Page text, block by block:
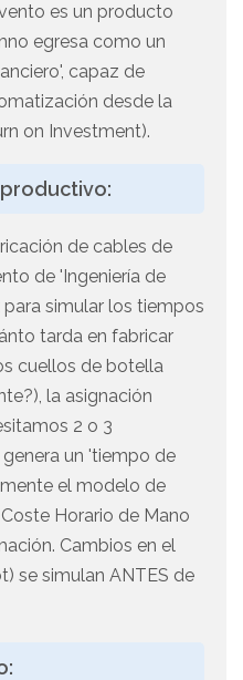
es un producto
egresa como un
capaz de
desde la
on Investment).
de cables de
de 'Ingeniería de
simular los tiempos
tarda en fabricar
cuellos de botella
la asignación
2 o 3
un 'tiempo de
el modelo de
Horario de Mano
Cambios en el
se simulan ANTES de